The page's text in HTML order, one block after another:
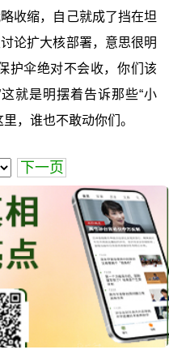
收缩，自己就成了挡在坦
论扩大核部署，意思很明
护伞绝对不会收，你们该
就是明摆着告诉那些“小
，谁也不敢动你们。
下一页